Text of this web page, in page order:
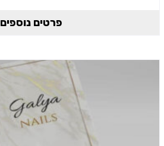
פרטים נוספים